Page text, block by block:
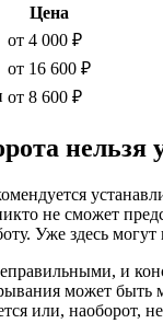
Цена
от 4 000 ₽
от 16 600 ₽
от 8 600 ₽
нельзя
не сможет
Уже здесь
и
может быть
или, наоборот,